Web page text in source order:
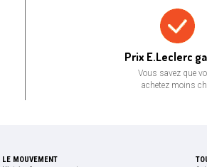
Prix E.Leclerc
Vous savez que
achetez moins
LE MOUVEMENT